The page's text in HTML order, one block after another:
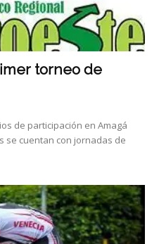
torneo de
de participación en Amagá
se cuentan con jornadas de